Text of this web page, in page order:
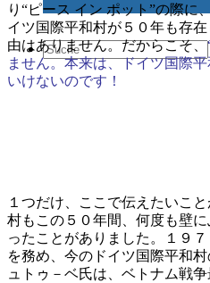
Suche
り“ピース イン ポット”の際に
イツ国際平和村が５０年も存
由はありません。だからこそ、
ません。本来は、ドイツ国際
いけないのです！
１つだけ、ここで伝えたいこ
村もこの５０年間、何度も壁
ったことがありました。１９
を務め、今のドイツ国際平和
ュトゥ－ベ氏は、ベトナム戦